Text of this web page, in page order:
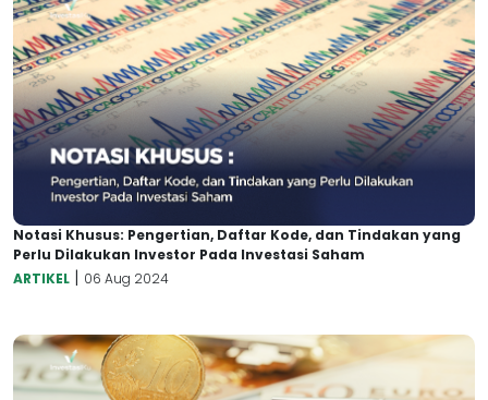
Notasi Khusus: Pengertian, Daftar Kode, dan Tindakan yang
Perlu Dilakukan Investor Pada Investasi Saham
ARTIKEL | 06 Aug 2024